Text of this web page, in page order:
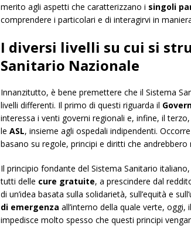
merito agli aspetti che caratterizzano i singoli
comprendere i particolari e di interagirvi in
I diversi livelli su cui si
Sanitario Nazionale
Innanzitutto, è bene premettere che il Sistema
livelli differenti. Il primo di questi riguarda il
interessa i venti governi regionali e, infine, il
le ASL, insieme agli ospedali indipendenti.
basano su regole, principi e diritti che andrebbero
Il principio fondante del Sistema Sanitario
tutti delle cure gratuite, a prescindere dal
di un’idea basata sulla solidarietà, sull’equità e
di emergenza all’interno della quale verte,
impedisce molto spesso che questi principi